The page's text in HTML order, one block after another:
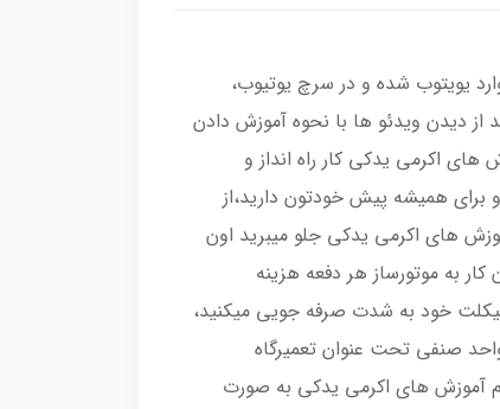
یویتوب شده و در سرچ یوتیوب،
از دیدن ویدئو ها با نحوه آموزش دادن
اکرمی یدکی کار راه انداز و
برای همیشه پیش خودتون دارید،از
های اکرمی یدکی جلو میبرید اون
کار به موتورساز هر دفعه هزینه
خود به شدت صرفه جویی میکنید،
صنفی تحت عنوان تعمیرگاه
آموزش های اکرمی یدکی به صورت